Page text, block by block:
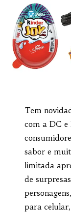
Tem
com a DC e
sabor e
limitada
de
para celular,